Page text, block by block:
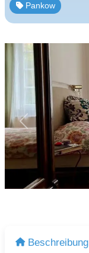
Pankow
Vorheriges
Beschreibung